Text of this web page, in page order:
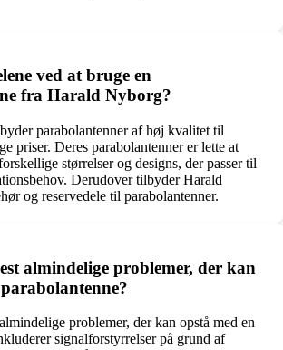
ved at bruge en
fra Harald Nyborg?
parabolantenner af høj kvalitet til
priser. Deres parabolantenner er lette at
størrelser og designs, der passer til
Derudover tilbyder Harald
og reservedele til parabolantenner.
almindelige problemer, der kan
problemer, der kan opstå med en
signalforstyrrelser på grund af